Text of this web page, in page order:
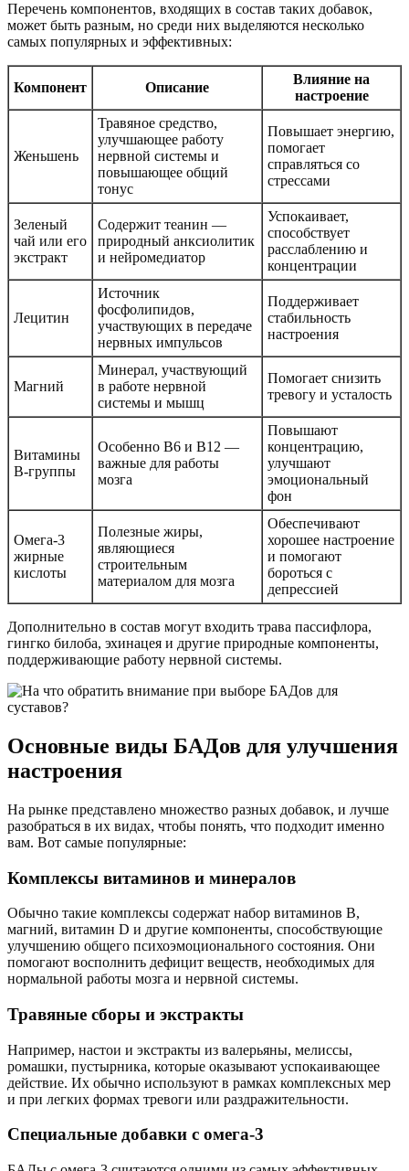
Перечень компонентов, входящих в состав таких добавок,
может быть разным, но среди них выделяются несколько
самых популярных и эффективных:
Компонент Описание
Влияние на
настроение
Женьшень
Травяное средство,
улучшающее работу
нервной системы и
повышающее общий
тонус
Повышает энергию,
помогает
справляться со
стрессами
Зеленый
чай или его
экстракт
Содержит теанин —
природный анксиолитик
и нейромедиатор
Успокаивает,
способствует
расслаблению и
концентрации
Лeцитин
Источник
фосфолипидов,
участвующих в передаче
нервных импульсов
Поддерживает
стабильность
настроения
Магний
Минерал, участвующий
в работе нервной
системы и мышц
Помогает снизить
тревогу и усталость
Витамины
В-группы
Особенно В6 и В12 —
важные для работы
мозга
Повышают
концентрацию,
улучшают
эмоциональный
фон
Омега-3
жирные
кислоты
Полезные жиры,
являющиеся
строительным
материалом для мозга
Обеспечивают
хорошее настроение
и помогают
бороться с
депрессией
Дополнительно в состав могут входить трава пассифлора,
гингко билоба, эхинацея и другие природные компоненты,
поддерживающие работу нервной системы.
Основные виды БАДов для улучшения
настроения
На рынке представлено множество разных добавок, и лучше
разобраться в их видах, чтобы понять, что подходит именно
вам. Вот самые популярные:
Комплексы витаминов и минералов
Обычно такие комплексы содержат набор витаминов В,
магний, витамин D и другие компоненты, способствующие
улучшению общего психоэмоционального состояния. Они
помогают восполнить дефицит веществ, необходимых для
нормальной работы мозга и нервной системы.
Травяные сборы и экстракты
Например, настои и экстракты из валерьяны, мелиссы,
ромашки, пустырника, которые оказывают успокаивающее
действие. Их обычно используют в рамках комплексных мер
и при легких формах тревоги или раздражительности.
Специальные добавки с омега-3